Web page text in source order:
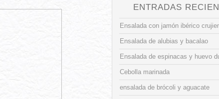
ENTRADAS
Ensalada con jamón ibérico
Ensalada de alubias y bacalao
Ensalada de espinacas y huevo
Cebolla marinada
ensalada de brócoli y aguacate